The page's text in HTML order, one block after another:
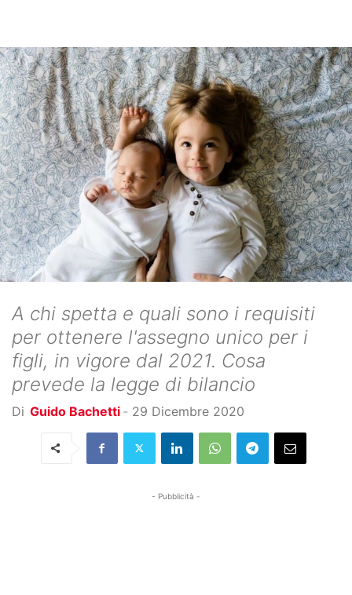
A chi spetta e quali sono i requisiti
per ottenere l'assegno unico per i
figli, in vigore dal 2021. Cosa
prevede la legge di bilancio
Di Guido Bachetti - 29 Dicembre 2020
- Pubblicità -